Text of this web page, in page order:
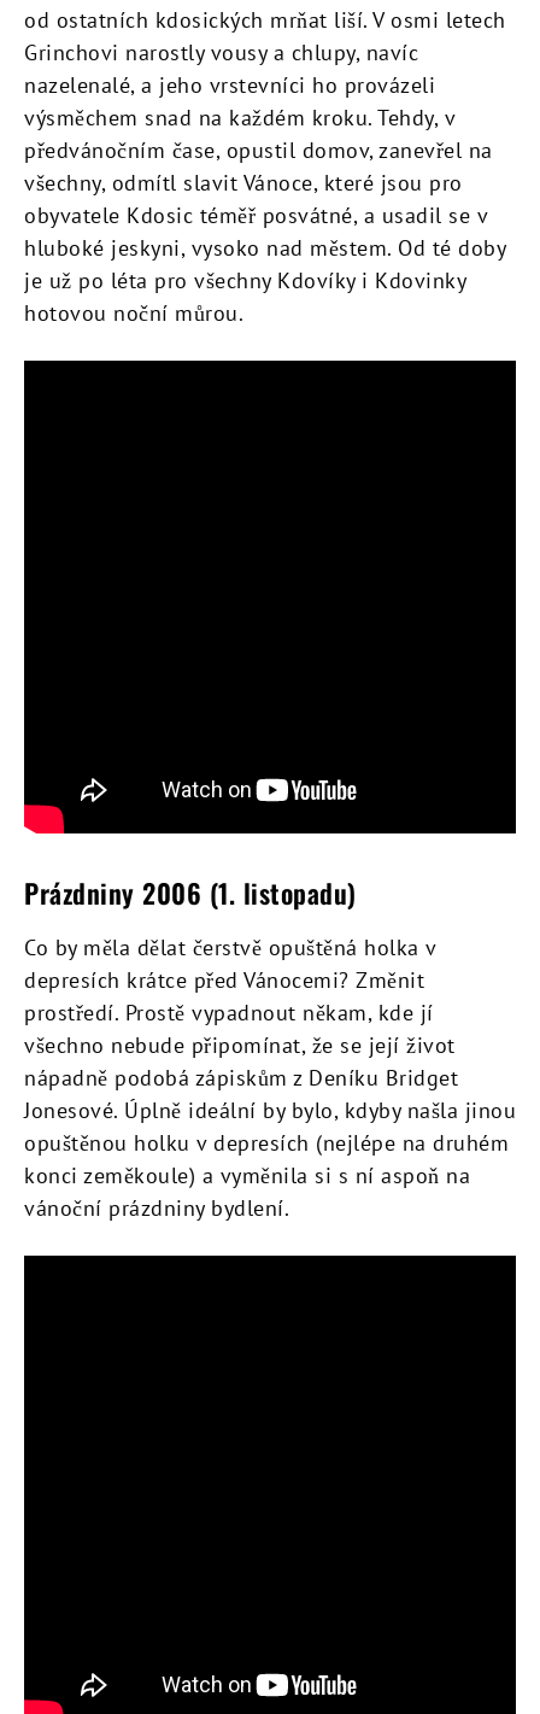
od ostatních kdosických mrňat liší. V osmi letech
Grinchovi narostly vousy a chlupy, navíc
nazelenalé, a jeho vrstevníci ho provázeli
výsměchem snad na každém kroku. Tehdy, v
předvánočním čase, opustil domov, zanevřel na
všechny, odmítl slavit Vánoce, které jsou pro
obyvatele Kdosic téměř posvátné, a usadil se v
hluboké jeskyni, vysoko nad městem. Od té doby
je už po léta pro všechny Kdovíky i Kdovinky
hotovou noční můrou.
Prázdniny 2006 (1. listopadu)
Co by měla dělat čerstvě opuštěná holka v
depresích krátce před Vánocemi? Změnit
prostředí. Prostě vypadnout někam, kde jí
všechno nebude připomínat, že se její život
nápadně podobá zápiskům z Deníku Bridget
Jonesové. Úplně ideální by bylo, kdyby našla jinou
opuštěnou holku v depresích (nejlépe na druhém
konci zeměkoule) a vyměnila si s ní aspoň na
vánoční prázdniny bydlení.